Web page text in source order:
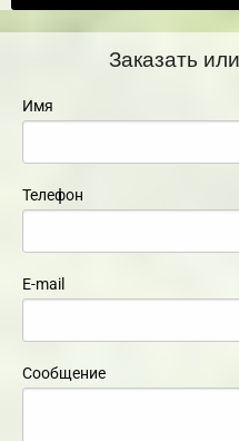
Заказать
Имя
Телефон
E-mail
Сообщение